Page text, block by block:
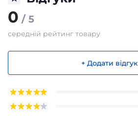
0 / 5
середній рейтинг товару
+ Додати відгук